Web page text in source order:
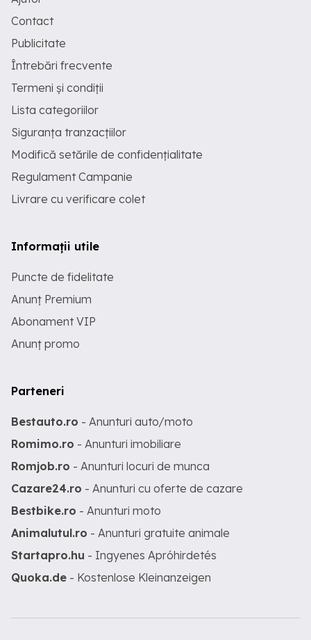
Contact
Publicitate
Întrebări frecvente
Termeni și condiții
Lista categoriilor
Siguranța tranzacțiilor
Modifică setările de confidențialitate
Regulament Campanie
Livrare cu verificare colet
Informații utile
Puncte de fidelitate
Anunț Premium
Abonament VIP
Anunț promo
Parteneri
Bestauto.ro - Anunturi auto/moto
Romimo.ro - Anunturi imobiliare
Romjob.ro - Anunturi locuri de munca
Cazare24.ro - Anunturi cu oferte de cazare
Bestbike.ro - Anunturi moto
Animalutul.ro - Anunturi gratuite animale
Startapro.hu - Ingyenes Apróhirdetés
Quoka.de - Kostenlose Kleinanzeigen